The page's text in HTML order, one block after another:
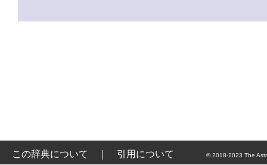
この辞典について 引用について © 2018-2023 The